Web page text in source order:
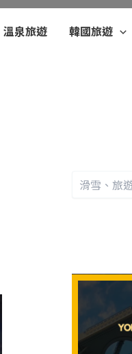
溫泉旅遊 韓國旅遊